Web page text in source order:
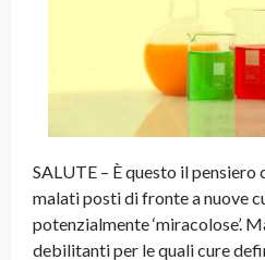
SALUTE – È questo il
malati posti di fronte a nuove
potenzialmente ‘miracolose’.
debilitanti per le quali cure